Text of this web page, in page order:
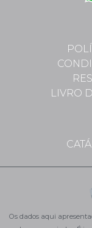
LIVRO
Os dados aqui